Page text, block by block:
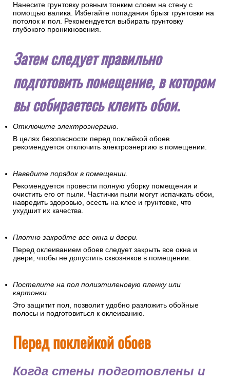
Нанесите грунтовку ровным тонким слоем на стену с
помощью валика. Избегайте попадания брызг грунтовки на
потолок и пол. Рекомендуется выбирать грунтовку
глубокого проникновения.
Затем следует правильно
подготовить помещение, в котором
вы собираетесь клеить обои.
Отключите электроэнергию.
В целях безопасности перед поклейкой обоев
рекомендуется отключить электроэнергию в помещении.
Наведите порядок в помещении.
Рекомендуется провести полную уборку помещения и
очистить его от пыли. Частички пыли могут испачкать обои,
навредить здоровью, осесть на клее и грунтовке, что
ухудшит их качества.
Плотно закройте все окна и двери.
Перед оклеиванием обоев следует закрыть все окна и
двери, чтобы не допустить сквозняков в помещении.
Постелите на пол полиэтиленовую пленку или
картонки.
Это защитит пол, позволит удобно разложить обойные
полосы и подготовиться к оклеиванию.
Перед поклейкой обоев
Когда стены подготовлены и